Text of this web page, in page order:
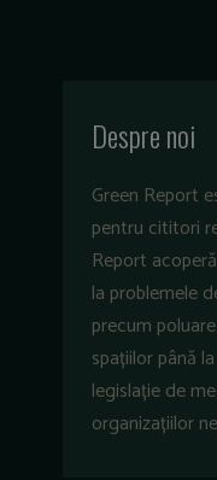
Despre noi
Green Report
pentru cititori
Report
la problemele
precum
spațiilor până
legislație de
organizațiilor